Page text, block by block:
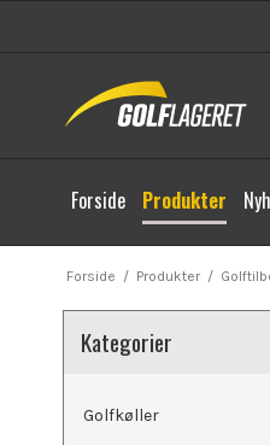
Forside Produkter
Forside / Produkter /
Kategorier
Golfkøller